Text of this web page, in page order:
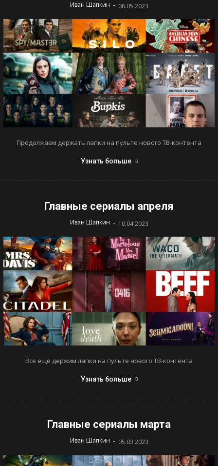
Иван Шапкин - 08.05.2023
Продолжаем держать лапки на пульте нового ТВ-контента
Узнать больше
Главные сериалы апреля
Иван Шапкин - 10.04.2023
Все еще держим лапки на пульте нового ТВ-контента
Узнать больше
Главные сериалы марта
Иван Шапкин - 05.03.2023